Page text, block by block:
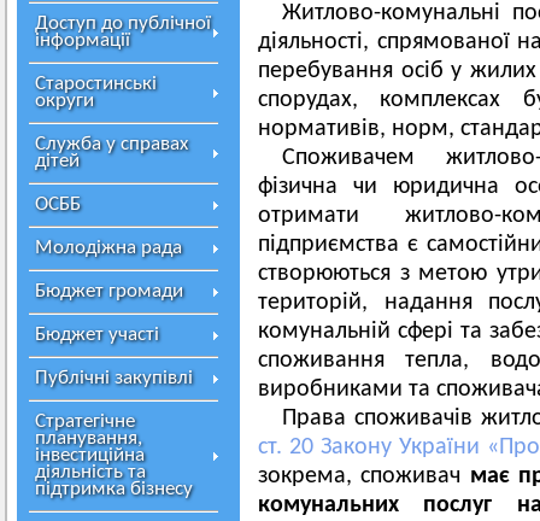
Доступ до публічної
інформації
Старостинські
округи
Служба у справах
дітей
ОСББ
Молодіжна рада
Бюджет громади
Бюджет участі
Публічні закупівлі
Стратегічне
планування,
інвестиційна
діяльність та
підтримка бізнесу
Житлово-комунальні
діяльності, спрямованої
перебування осіб у
спорудах, комплексах
нормативів, норм,
Споживачем
фізична чи юридична
отримати житлово-
підприємства є
створюються з метою
територій, надання
комунальній сфері та
споживання тепла,
виробниками та
Права споживачів
ст. 20 Закону України
зокрема, споживач має
комунальних послуг